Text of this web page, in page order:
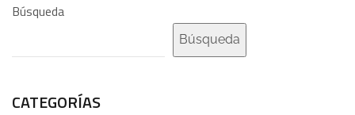
Búsqueda
Búsqueda
CATEGORÍAS